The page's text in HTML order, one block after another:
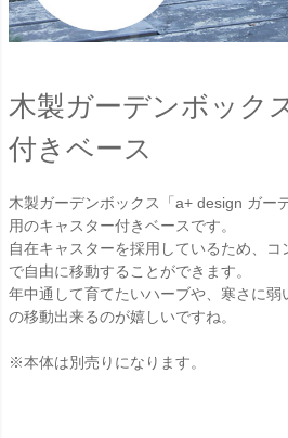
木製ガーデンボック
付きベース
木製ガーデンボックス「a+ design ガー
用のキャスター付きベースです。
自在キャスターを採用しているため、
で自由に移動することができます。
年中通して育てたいハーブや、寒さに
の移動出来るのが嬉しいですね。
※本体は別売りになります。